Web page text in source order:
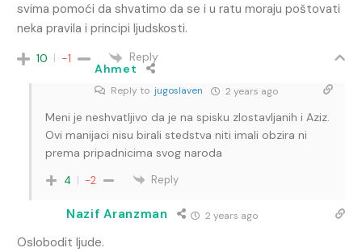
svima pomoći da shvatimo da se i u ratu moraju poštovati
neka pravila i principi ljudskosti.
10 -1
Reply
Ahmet
Reply to jugoslaven 2 years ago
Meni je neshvatljivo da je na spisku zlostavljanih i Aziz.
Ovi manijaci nisu birali stedstva niti imali obzira ni
prema pripadnicima svog naroda
4 -2 Reply
Nazif Aranzman 2 years ago
Oslobodit ljude.